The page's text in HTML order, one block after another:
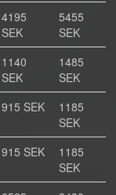
4195
SEK
5455
SEK
1140
SEK
1485
SEK
915 SEK
1185
SEK
915 SEK
1185
SEK